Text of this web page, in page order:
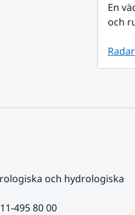
En
och
Radar
och hydrologiska
495 80 00